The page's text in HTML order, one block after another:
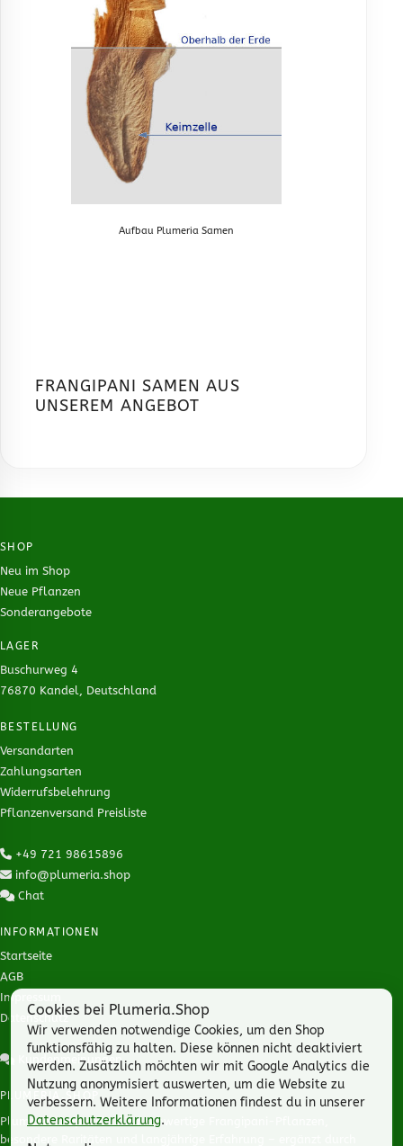
Aufbau Plumeria Samen
FRANGIPANI SAMEN AUS
UNSEREM ANGEBOT
SHOP
Neu im Shop
Neue Pflanzen
Sonderangebote
LAGER
Buschurweg 4
76870 Kandel, Deutschland
BESTELLUNG
Versandarten
Zahlungsarten
Widerrufsbelehrung
Pflanzenversand Preisliste
+49 721 98615896
info@plumeria.shop
Chat
INFORMATIONEN
Startseite
AGB
Impressum
Datenschutz
Kundenmeinungen
PLUMERIA.SHOP
Plumeria Shop steht für hochwertige Frangipani-Pflanzen,
besondere Raritäten und langjährige Erfahrung – ergänzt durch
Cookies bei Plumeria.Shop
Wir verwenden notwendige Cookies, um den Shop
funktionsfähig zu halten. Diese können nicht deaktiviert
werden. Zusätzlich möchten wir mit Google Analytics die
Nutzung anonymisiert auswerten, um die Website zu
verbessern. Weitere Informationen findest du in unserer
Datenschutzerklärung.